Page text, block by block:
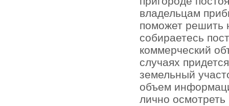
владельцам
поможет решить
собираетесь
коммерческий
случаях
земельный
объем
лично